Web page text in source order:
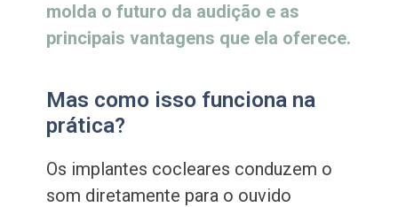
molda o futuro da audição e as
principais vantagens que ela oferece.
Mas como isso funciona na
prática?
Os implantes cocleares conduzem o
som diretamente para o ouvido